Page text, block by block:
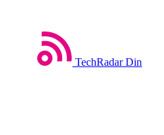
TechRadar Din